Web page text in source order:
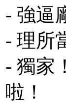
- 強逼
- 理所
- 獨家
啦！